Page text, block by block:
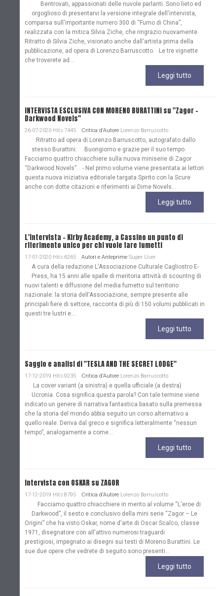
Bentrovati, appassionati delle nuvole parlanti. Sono lieto ed
orgoglioso di presentarvi la versione integrale dell'intervista,
comparsa sull'importante numero 300 di “Fumo di China”,
realizzata con la mitica Silvia Ziche, che ringrazio nuovamente.
Ritratto di Silvia Ziche, visionato anche dall'artista prima della
pubblicazione, ad opera di Lorenzo Barruscotto. Le tre vignette
che troverete ad...
Leggi tutto
INTERVISTA ESCLUSIVA CON MORENO BURATTINI su "Zagor -
Darkwood Novels"
26-07-2020 Hits:7445 Critica d'Autore Lorenzo Barruscotto
Ritratto ad opera di Lorenzo Barruscotto, autografato dallo
stesso Burattini. Buongiorno e grazie per il suo tempo.
Facciamo quattro chiacchiere sulla nuova miniserie di Zagor
“Darkwood Novels”. - Nel primo volume viene presentata ai lettori
questa nuova iniziativa editoriale targata Spirito con la Scure
anche con dotte citazioni e riferimenti ai Dime Novels...
Leggi tutto
L'Intervista - Kirby Academy, a Cassino un punto di
riferimento unico per chi vuole fare fumetti
17-01-2020 Hits:6265 Autori e Anteprime Super User
A cura della redazione L'Associazione Culturale Cagliostro E-
Press, ha 15 anni alle spalle di meritoria attività di scountng di
nuovi talenti e diffusione del media fumetto sul territorio
nazionale: la storia dell'Associazione, sempre presente alle
principali fiere di settore, racconta di più di 150 volumi pubblicati in
questi tre lustri e...
Leggi tutto
Saggio e analisi di "TESLA AND THE SECRET LODGE"
17-12-2019 Hits:9235 Critica d'Autore Lorenzo Barruscotto
La cover variant (a sinistra) e quella ufficiale (a destra)
Ucronia. Cosa significa questa parola? Con tale termine viene
indicato un genere di narrativa fantastica basato sulla premessa
che la storia del mondo abbia seguito un corso alternativo a
quello reale. Deriva dal greco e significa letteralmente “nessun
tempo”, analogamente a come...
Leggi tutto
Intervista con OSKAR su ZAGOR
17-12-2019 Hits:8795 Critica d'Autore Lorenzo Barruscotto
Facciamo quattro chiacchiere in merito al volume “L'eroe di
Darkwood”, il sesto e conclusivo della mini serie “Zagor – Le
Origini” che ha visto Oskar, nome d'arte di Oscar Scalco, classe
1971, disegnatore con all'attivo numerosi traguardi
prestigiosi, impegnato ai disegni sui testi di Moreno Burattini. Le
sue due opere che vedrete di seguito sono presenti...
Leggi tutto